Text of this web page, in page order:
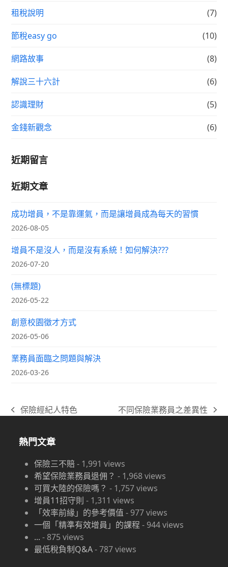
租稅說明 (7)
節稅easy go (10)
網路故事 (8)
解說三十六計 (6)
認識理財 (5)
金錢新觀念 (6)
近期留言
近期文章
成功增員，不是靠運氣，而是讓增員成為每天的習慣
2026-08-05
增員不是沒人，而是沒有系統！如何解決???
2026-07-20
(無標題)
2026-05-22
創意校園徵才方式
2026-05-06
業務員面臨之問題與解決
2026-03-26
previous
保險經紀人特色
next
不同保險業務員之差異性
熱門文章
保險三不賠- 1,991 views
希望保險業務員退佣？ - 1,968views
可買大陸的保險嗎？ - 1,757views
增員11招守則 - 1,311 views
「效率前緣」的參考價值 - 977views
一個「精準有效增員」的課程 - 944views
... - 875views
最低稅負制Q&A-787views